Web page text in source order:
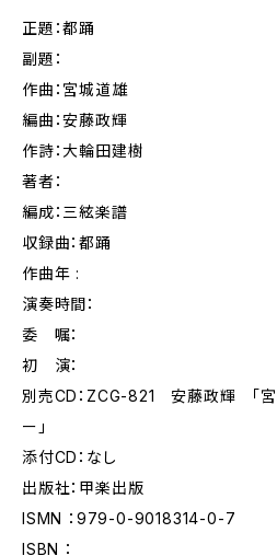
正題：都踊
副題：
作曲：宮城道雄
編曲：安藤政輝
作詩：大輪田建樹
著者：
編成：三絃楽譜
収録曲：都踊
作曲年 :
演奏時間：
委 嘱：
初 演：
別売CD：ZCG-821 安藤政輝 「宮
ー」
添付CD：なし
出版社：甲楽出版
ISMN ：979-0-9018314-0-7
ISBN ：